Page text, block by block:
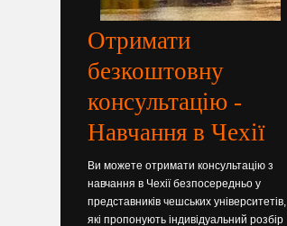
Отримати
безкоштовну
консультацію -
Навчання в Чехії
Ви можете отримати консультацію з
навчання в Чехії безпосередньо у
представників чешських університетів,
які пропонують індивідуальний розбір